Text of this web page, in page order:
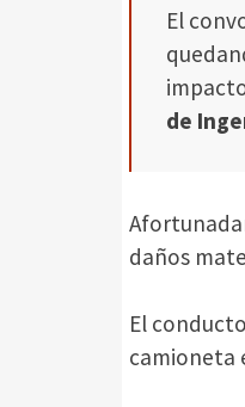
El
de
daños
El
camioneta